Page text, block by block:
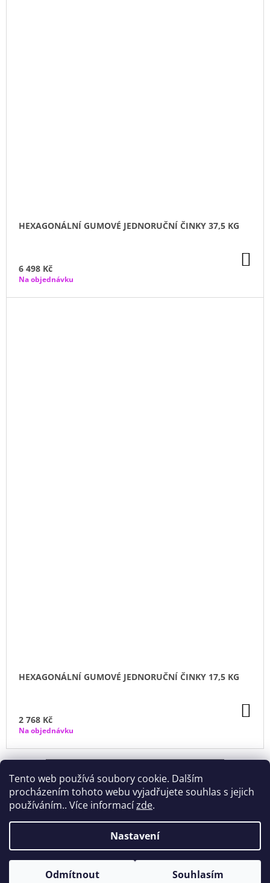
Tento web používá soubory cookie. Dalším
procházením tohoto webu vyjadřujete souhlas s jejich
používáním.. Více informacízde.
Nastavení
Odmítnout Souhlasím
HEXAGONÁLNÍ GUMOVÉ JEDNORUČNÍ ČINKY 37,5 KG
6 498 Kč
Na objednávku
HEXAGONÁLNÍ GUMOVÉ JEDNORUČNÍ ČINKY 17,5 KG
2 768 Kč
Na objednávku
Vytvořil Shoptet
© 2026 Sport XL. Všechna práva vyhrazena.